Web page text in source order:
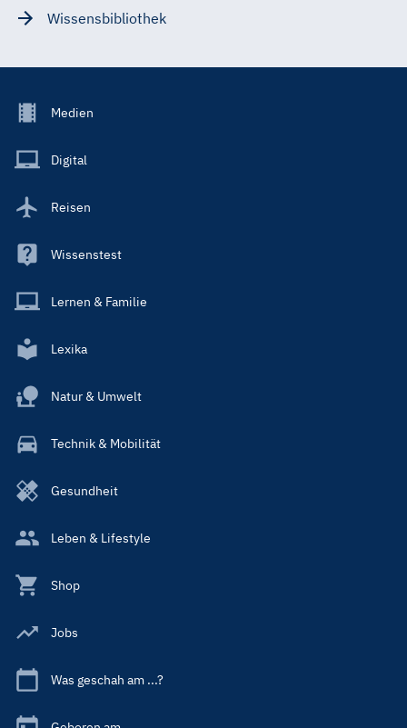
Wissensbibliothek
Footer
Main
Medien
Digital
Reisen
Wissenstest
Lernen & Familie
Lexika
Natur & Umwelt
Technik & Mobilität
Gesundheit
Leben & Lifestyle
Shop
Jobs
Was geschah am ...?